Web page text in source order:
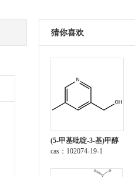
猜你喜欢
(5-甲基吡啶-3-基)甲醇
cas：102074-19-1